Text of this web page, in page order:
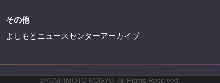
その他
よしもとニュースセンターアーカイブ
©YOSHIMOTO KOGYO, All Rights Reserved.